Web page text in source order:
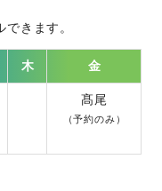
木 金
きます。
髙尾
（予約のみ）